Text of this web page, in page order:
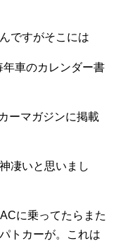
ですがそこには
車のカレンダー書
ーマガジンに掲載
凄いと思いまし
に乗ってたらまた
トカーが。これは